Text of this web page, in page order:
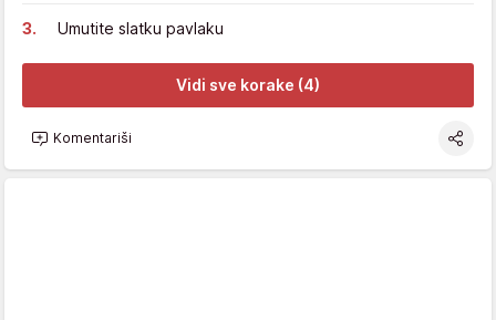
Umutite slatku pavlaku
Vidi sve korake (4)
Komentariši